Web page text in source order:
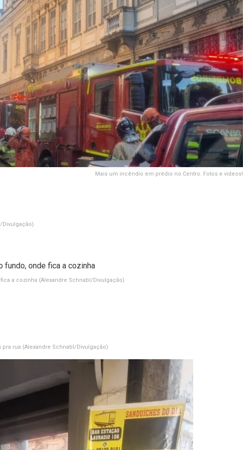
Mais um incêndio em prédio no Centro. Fotos e vídeos!
Divulgação)
a cozinha (Alexandre Schnabl/Divulgação)
pra rua (Alexandre Schnabl/Divulgação)